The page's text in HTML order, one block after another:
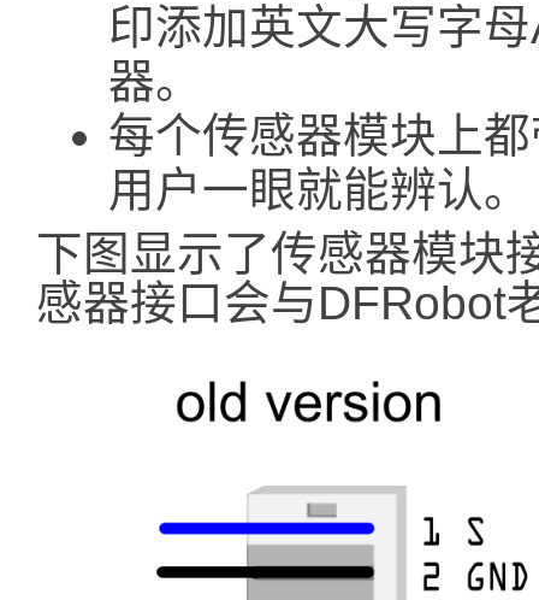
印添加英文大写字
器。
每个传感器模块上
用户一眼就能辨认。
下图显示了传感器模块
感器接口会与DFRobot